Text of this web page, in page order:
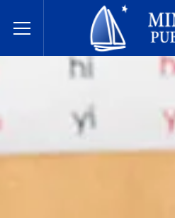
Toggle Menu
Javne škole Minnetonke